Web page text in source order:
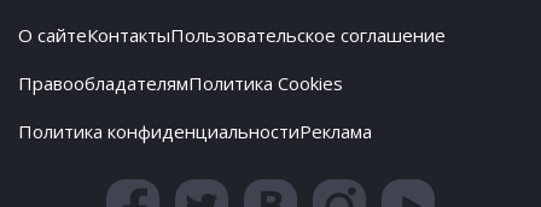
О сайтеКонтактыПользовательское соглашение
ПравообладателямПолитика Cookies
Политика конфиденциальностиРеклама